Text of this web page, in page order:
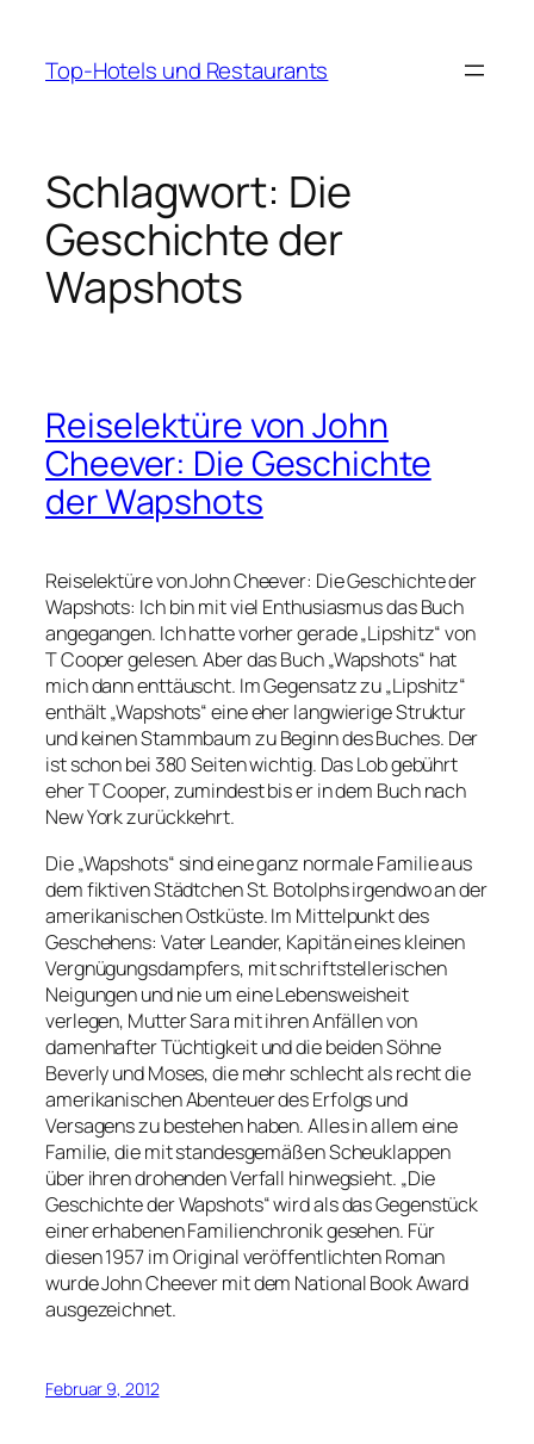
springen
Top-Hotels und Restaurants
Schlagwort: Die
Geschichte der
Wapshots
Reiselektüre von John
Cheever: Die Geschichte
der Wapshots
Reiselektüre von John Cheever: Die Geschichte der
Wapshots: Ich bin mit viel Enthusiasmus das Buch
angegangen. Ich hatte vorher gerade „Lipshitz“ von
T Cooper gelesen. Aber das Buch „Wapshots“ hat
mich dann enttäuscht. Im Gegensatz zu „Lipshitz“
enthält „Wapshots“ eine eher langwierige Struktur
und keinen Stammbaum zu Beginn des Buches. Der
ist schon bei 380 Seiten wichtig. Das Lob gebührt
eher T Cooper, zumindest bis er in dem Buch nach
New York zurückkehrt.
Die „Wapshots“ sind eine ganz normale Familie aus
dem fiktiven Städtchen St. Botolphs irgendwo an der
amerikanischen Ostküste. Im Mittelpunkt des
Geschehens: Vater Leander, Kapitän eines kleinen
Vergnügungsdampfers, mit schriftstellerischen
Neigungen und nie um eine Lebensweisheit
verlegen, Mutter Sara mit ihren Anfällen von
damenhafter Tüchtigkeit und die beiden Söhne
Beverly und Moses, die mehr schlecht als recht die
amerikanischen Abenteuer des Erfolgs und
Versagens zu bestehen haben. Alles in allem eine
Familie, die mit standesgemäßen Scheuklappen
über ihren drohenden Verfall hinwegsieht. „Die
Geschichte der Wapshots“ wird als das Gegenstück
einer erhabenen Familienchronik gesehen. Für
diesen 1957 im Original veröffentlichten Roman
wurde John Cheever mit dem National Book Award
ausgezeichnet.
Februar 9, 2012